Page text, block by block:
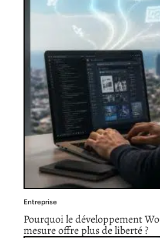
Entreprise
Pourquoi le développement
mesure offre plus de liberté ?